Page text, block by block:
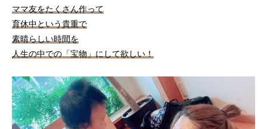
ママ友をたくさん作って
育休中という貴重で
素晴らしい時間を
人生の中での「宝物」にして欲しい！